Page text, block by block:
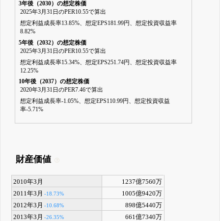
3年後（2030）の想定株価
2025年3月31日のPER10.55で算出
想定利益成長率13.85%、想定EPS181.99円、想定投資収益率
8.82%
5年後（2032）の想定株価
2025年3月31日のPER10.55で算出
想定利益成長率15.34%、想定EPS251.74円、想定投資収益率
12.25%
10年後（2037）の想定株価
2020年3月31日のPER7.46で算出
想定利益成長率-1.05%、想定EPS110.99円、想定投資収益
率-5.71%
財産価値
2010年3月
1237億7560万
2011年3月 -18.73%
1005億9420万
2012年3月 -10.68%
898億5440万
2013年3月 -26.35%
661億7340万